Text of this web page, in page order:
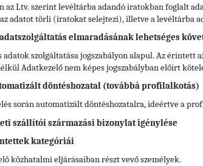
az Ltv. szerint levéltárba adandó iratokban foglalt
adatot törli (iratokat selejtezi), illetve a levéltárba
elmaradásának lehetséges
adatok szolgáltatása jogszabályon alapul. Az érintett
Adatkezelő nem képes jogszabályban előírt
döntéshozatal (továbbá profilalkotás)
során automatizált döntéshozatalra, ideértve a
szállítói származási bizonylat igénylése
kategóriái
közhatalmi eljárásaiban részt vevő személyek.